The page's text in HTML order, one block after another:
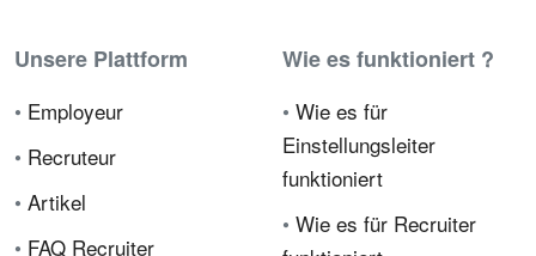
Unsere Plattform
• Employeur
• Recruteur
• Artikel
• FAQ Recruiter
Wie es funktioniert ?
• Wie es für
Einstellungsleiter
funktioniert
• Wie es für Recruiter